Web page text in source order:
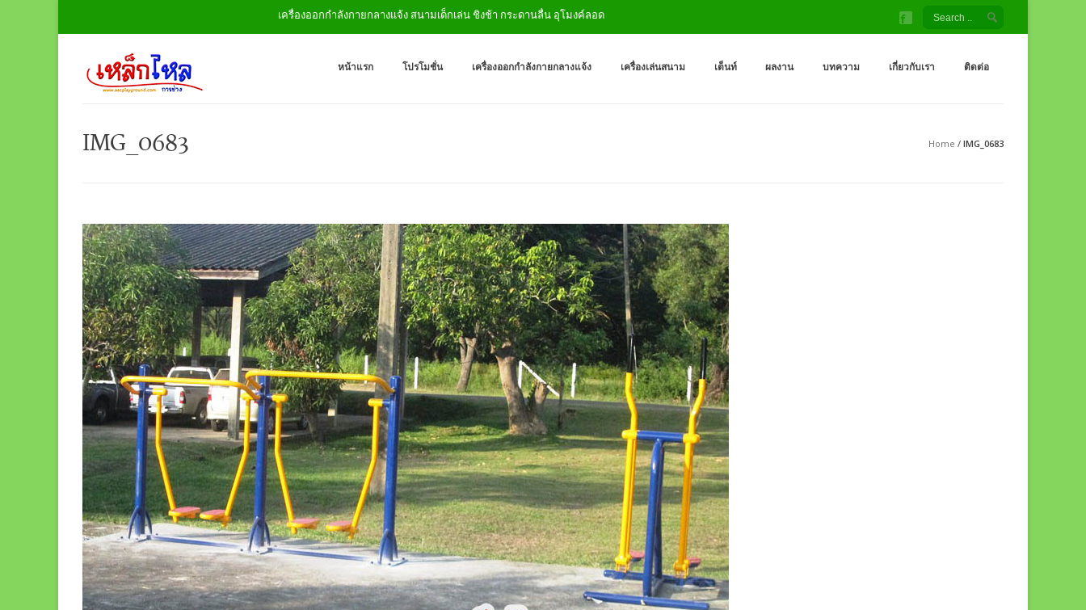
เครื่องออกกำลังกายกลางแจ้ง สนามเด็กเล่น ชิงช้า กระดานลื่น อุโมงค์ลอด
เครื่องออกกำลังกายกลางแจ้ง สนามเด็กเล่น โรงงานผู้ผลิต เครื่องออกกำลังกายกลางแจ้ง
ผู้ผลิตเครื่องออกกำลังกายกลางเเจ้ง ราคาถูกจากโรงงาน สนามเด็กเล่น กระดานลื่น สไลเดอร์ ชิงช้า อุโมงค์ จำหน่
หน้าแรก โปรโมชั่น เครื่องออกกำลังกายกลางแจ้ง เครื่องเล่นสนาม เต็นท์ ผลงาน บทความ เกี่ยวกับเรา ติดต่อ
IMG_0683 Home / IMG_0683